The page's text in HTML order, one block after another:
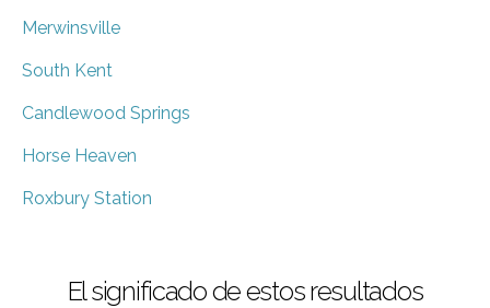
Merwinsville
South Kent
Candlewood Springs
Horse Heaven
Roxbury Station
El significado de estos resultados